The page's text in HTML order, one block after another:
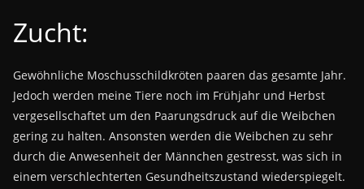
Zucht:
Gewöhnliche Moschusschildkröten paaren das gesamte Jahr.
Jedoch werden meine Tiere noch im Frühjahr und Herbst
vergesellschaftet um den Paarungsdruck auf die Weibchen
gering zu halten. Ansonsten werden die Weibchen zu sehr
durch die Anwesenheit der Männchen gestresst, was sich in
einem verschlechterten Gesundheitszustand wiederspiegelt.